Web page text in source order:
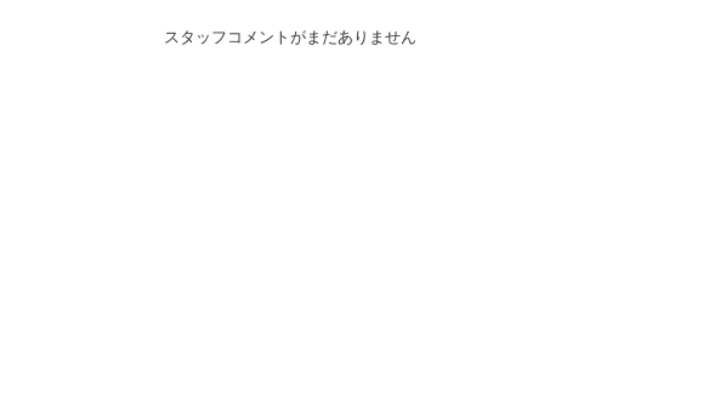
スタッフコメントがまだありません